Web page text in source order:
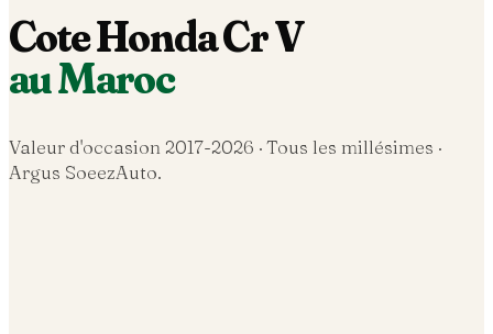
CoteHondaCr V
au Maroc
Valeur d'occasion 2017-2026 · Tous les millésimes ·
Argus SoeezAuto.